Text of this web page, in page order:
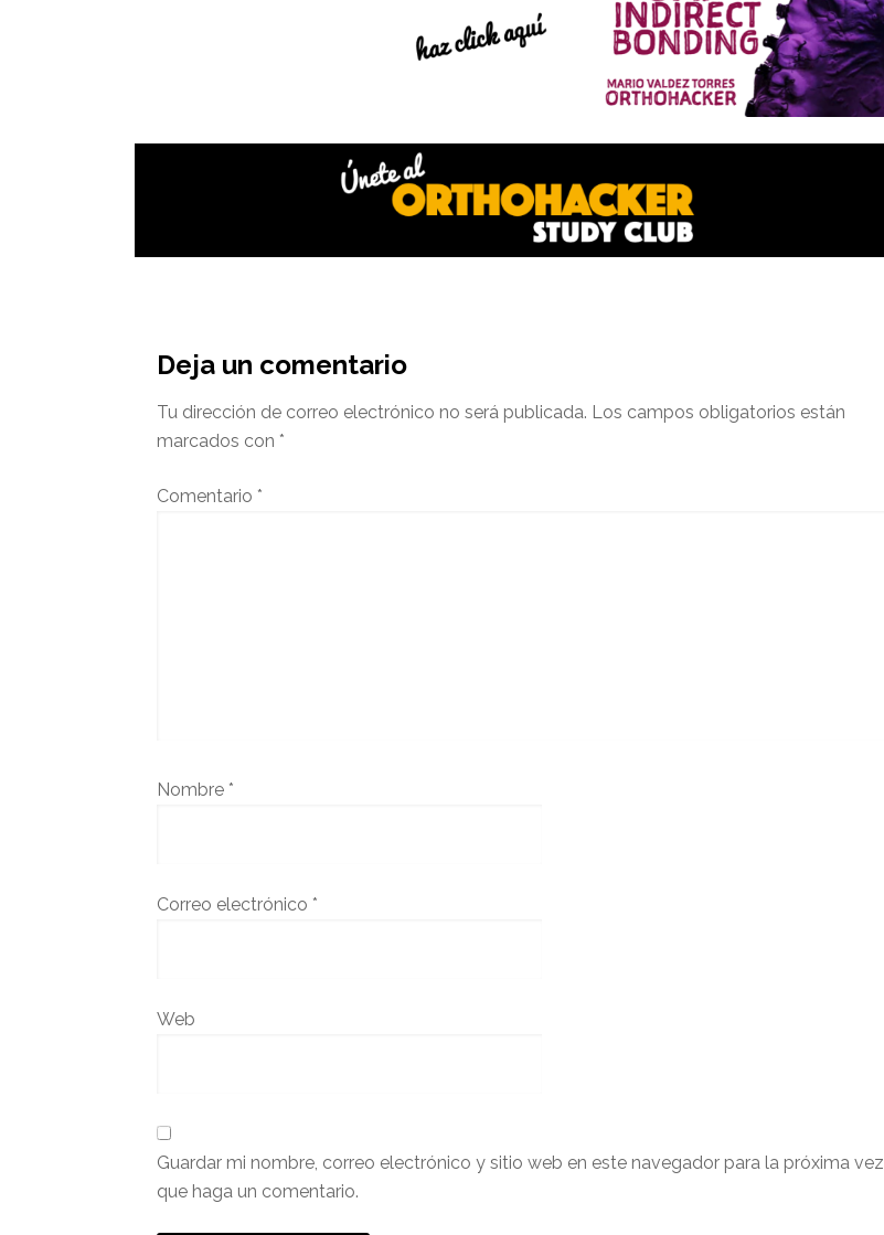
del
lector
Deja un comentario
Tu dirección de correo electrónico no será publicada. Los campos obligatorios están
marcados con *
Comentario *
Nombre *
Correo electrónico *
Web
Guardar mi nombre, correo electrónico y sitio web en este navegador para la próxima vez
que haga un comentario.